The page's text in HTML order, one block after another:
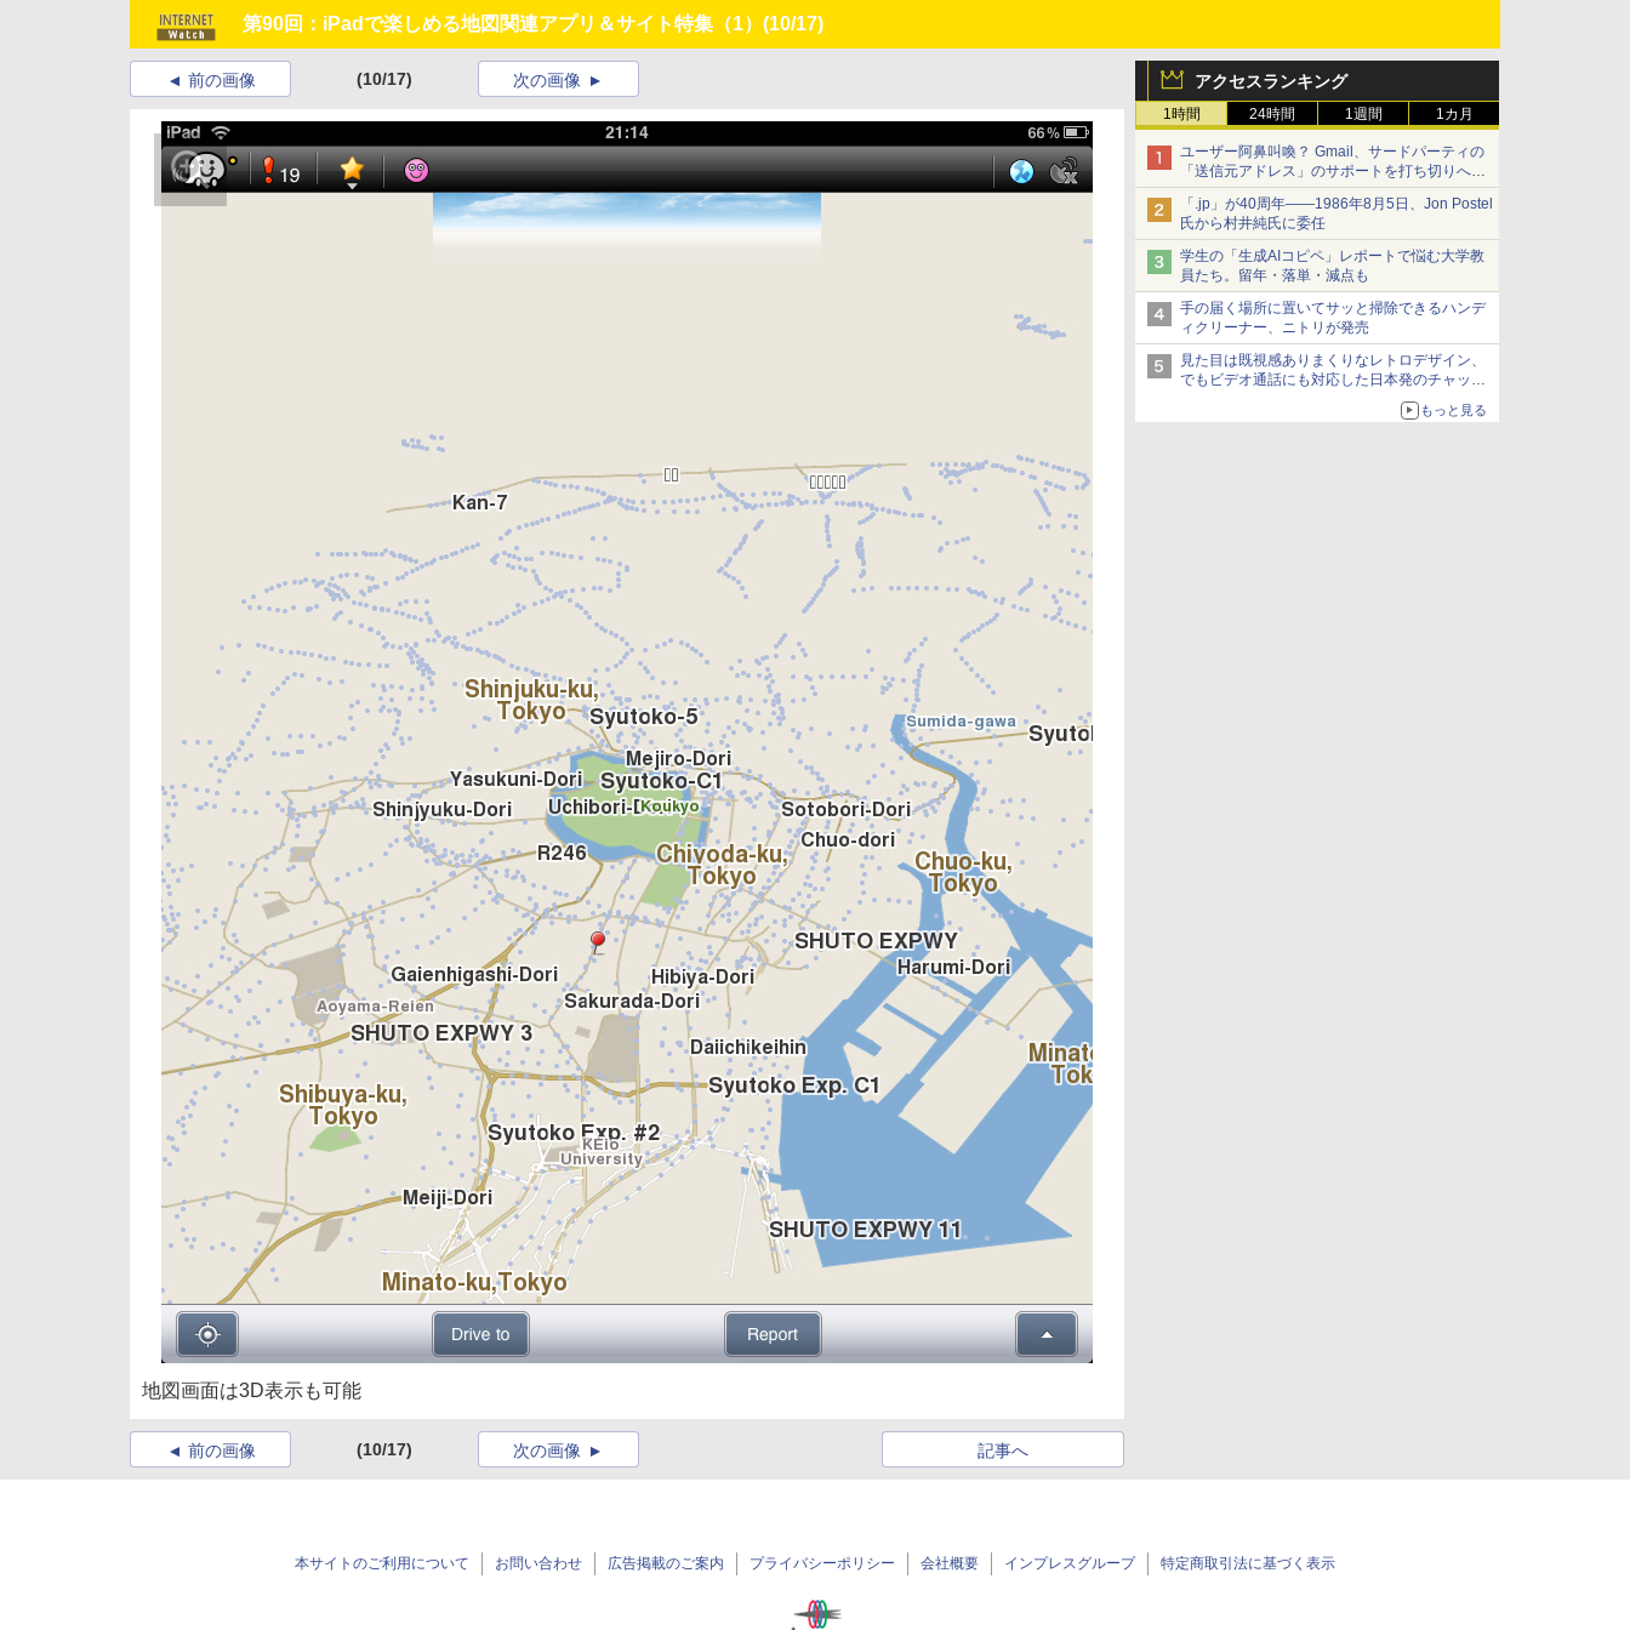
第90回：iPadで楽しめる地図関連アプリ＆サイト特集（1） (10/17)
アクセスランキング
1時間 24時間 1週間 1カ月
ユーザー阿鼻叫喚？ Gmail、サードパーティの
「送信元アドレス」のサポートを打ち切りへ
【やじうまWatch】
「.jp」が40周年――1986年8月5日、Jon Postel
氏から村井純氏に委任
学生の「生成AIコピペ」レポートで悩む大学教
員たち。留年・落単・減点も
手の届く場所に置いてサッと掃除できるハンデ
ィクリーナー、ニトリが発売
見た目は既視感ありまくりなレトロデザイン、
でもビデオ通話にも対応した日本発のチャット
もっと見る
前の画像 (10/17) 次の画像
地図画面は3D表示も可能
前の画像 (10/17) 記事へ
次の画像
本サイトのご利用について お問い合わせ 広告掲載のご案内 プライバシーポリシー 会社概要 インプレスグループ 特定商取引法に基づく表示